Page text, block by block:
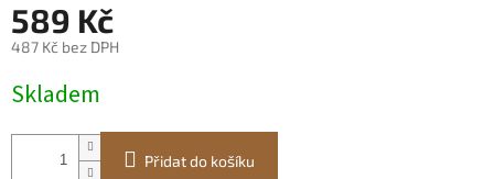
589 Kč
487 Kč bez DPH
cena:
Skladem
Přidat do košíku